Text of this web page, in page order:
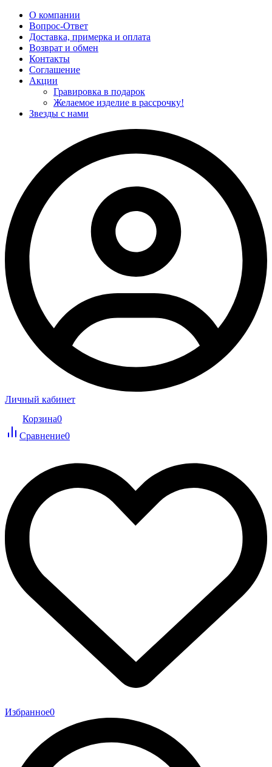
О компании
Вопрос-Ответ
Доставка, примерка и оплата
Возврат и обмен
Контакты
Соглашение
Акции
Гравировка в подарок
Желаемое изделие в рассрочку!
Звезды с нами
Личный кабинет
Корзина0
Сравнение0
Избранное0